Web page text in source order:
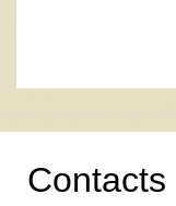
Contacts